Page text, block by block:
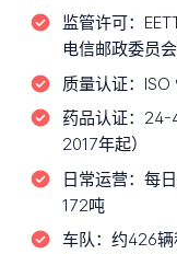
监管许可：
电信邮政委员会
质量认证： ISO
药品认证： 24-
2017年起）
日常运营： 每
172吨
车队： 约426